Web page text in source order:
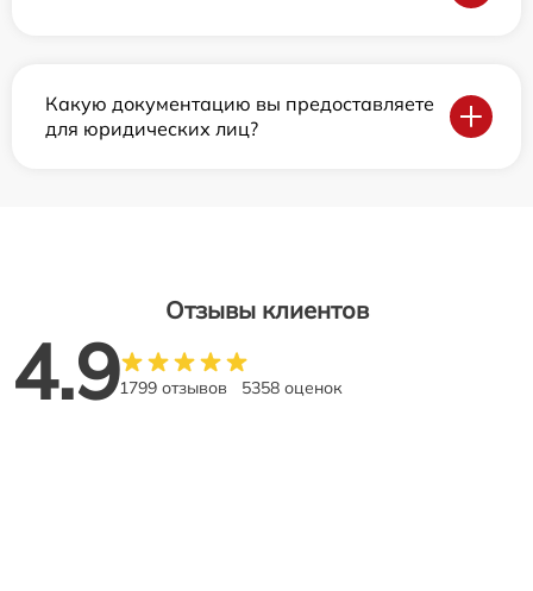
Какую документацию вы предоставляете
для юридических лиц?
Отзывы клиентов
4.91799 отзывов 5358 оценок